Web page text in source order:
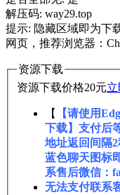
解压码: way29.top
提示: 隐藏区域即为下
网页，推荐浏览器：
资源下载
资源下载价格20元
【
【请使用
下载】支付后
地址返回间隔
蓝色聊天图标
系售后微信：
无法支付联系